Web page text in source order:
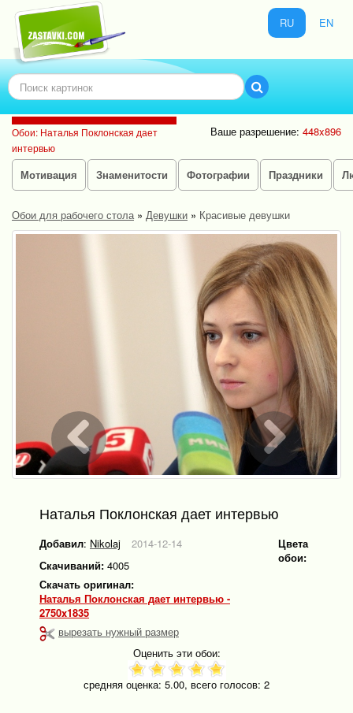
RU EN
Обои: Наталья Поклонская дает
интервью
Ваше разрешение: 448x896
Мотивация Знаменитости Фотографии Праздники
Обои для рабочего стола» Девушки » Красивые девушки
Наталья Поклонская дает интервью
Добавил: Nikolaj
2014-12-14
Скачиваний: 4005
Скачать оригинал:
Наталья Поклонская дает интервью -
2750x1835
вырезать нужный размер
Цвета
обои:
Оценить эти обои:
средняя оценка: 5.00, всего голосов: 2